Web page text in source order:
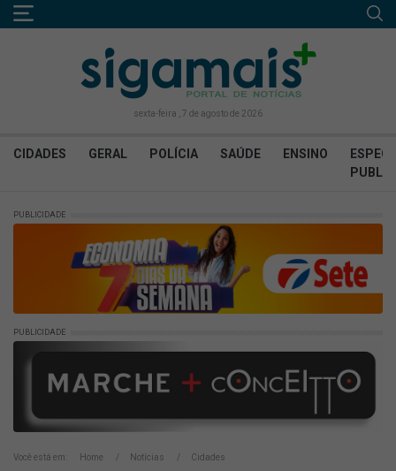
sexta-feira , 7 de agosto de 2026
CIDADES GERAL POLÍCIA SAÚDE ENSINO
PUBLICIDADE
PUBLICIDADE
Você está em: Home Notícias Cidades